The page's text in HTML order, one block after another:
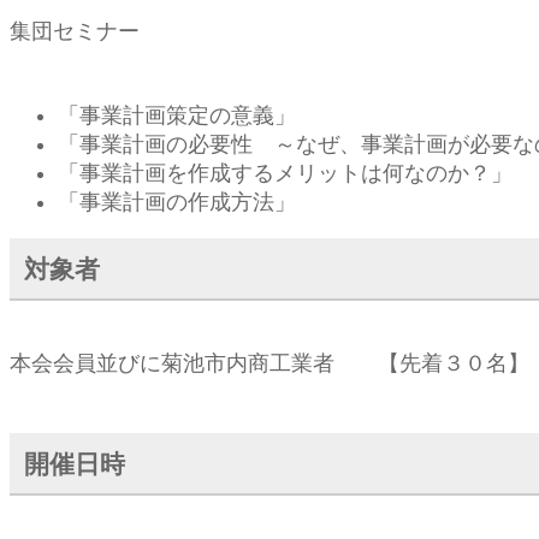
集団セミナー
「事業計画策定の意義」
「事業計画の必要性 ～なぜ、事業計画が必要
「事業計画を作成するメリットは何なのか？」
「事業計画の作成方法」
対象者
本会会員並びに菊池市内商工業者 【先着３０名】
開催日時